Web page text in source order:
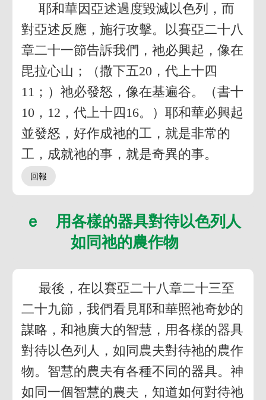
耶和華因亞述過度毀滅以色列，而
對亞述反應，施行攻擊。以賽亞二十八
章二十一節告訴我們，祂必興起，像在
毘拉心山；（撒下五20，代上十四
11；）祂必發怒，像在基遍谷。（書十
10，12，代上十四16。）耶和華必興起
並發怒，好作成祂的工，就是非常的
工，成就祂的事，就是奇異的事。
ｅ 用各樣的器具對待以色列人
如同祂的農作物
最後，在以賽亞二十八章二十三至
二十九節，我們看見耶和華照祂奇妙的
謀略，和祂廣大的智慧，用各樣的器具
對待以色列人，如同農夫對待祂的農作
物。智慧的農夫有各種不同的器具。神
如同一個智慧的農夫，知道如何對待祂